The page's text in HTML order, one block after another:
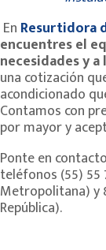
En Resurtidora
encuentres el
necesidades y
una cotización
acondicionado
Contamos con
por mayor y
Ponte en
teléfonos (55) 55
Metropolitana) y
República).